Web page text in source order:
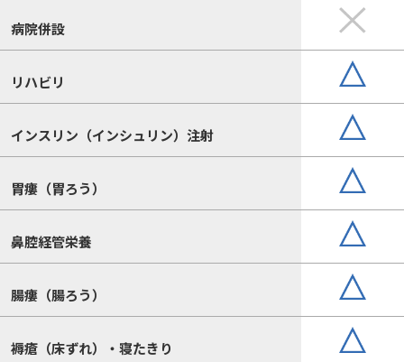
病院併設
リハビリ
インスリン（インシュリン）注射
胃瘻（胃ろう）
鼻腔経管栄養
腸瘻（腸ろう）
褥瘡（床ずれ）・寝たきり